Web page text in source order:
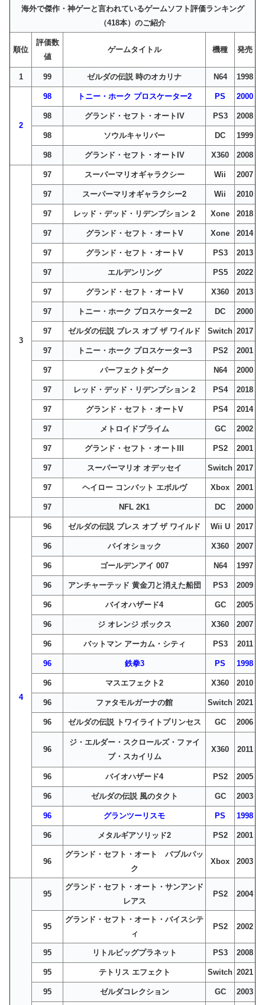
海外で傑作・神ゲーと言われているゲームソフト評価ランキング
（418本）のご紹介
順位
評価数
値
ゲームタイトル 機種 発売
1 99 ゼルダの伝説 時のオカリナ N64 1998
2
98 トニー・ホーク プロスケーター2 PS 2000
98 グランド・セフト・オートIV PS3 2008
98 ソウルキャリバー DC 1999
98 グランド・セフト・オートIV X360 2008
3
97 スーパーマリオギャラクシー Wii 2007
97 スーパーマリオギャラクシー2 Wii 2010
97 レッド・デッド・リデンプション 2 Xone 2018
97 グランド・セフト・オートV Xone 2014
97 グランド・セフト・オートV PS3 2013
97 エルデンリング PS5 2022
97 グランド・セフト・オートV X360 2013
97 トニー・ホーク プロスケーター2 DC 2000
97 ゼルダの伝説 ブレス オブ ザ ワイルド Switch 2017
97 トニー・ホーク プロスケーター3 PS2 2001
97 パーフェクトダーク N64 2000
97 レッド・デッド・リデンプション 2 PS4 2018
97 グランド・セフト・オートV PS4 2014
97 メトロイドプライム GC 2002
97 グランド・セフト・オートIII PS2 2001
97 スーパーマリオ オデッセイ Switch 2017
97 ヘイロー コンバット エボルヴ Xbox 2001
97 NFL 2K1 DC 2000
4
96 ゼルダの伝説 ブレス オブ ザ ワイルド Wii U 2017
96 バイオショック X360 2007
96 ゴールデンアイ 007 N64 1997
96 アンチャーテッド 黄金刀と消えた船団 PS3 2009
96 バイオハザード4 GC 2005
96 ジ オレンジ ボックス X360 2007
96 バットマン アーカム・シティ PS3 2011
96 鉄拳3 PS 1998
96 マスエフェクト2 X360 2010
96 ファタモルガーナの館 Switch 2021
96 ゼルダの伝説 トワイライトプリンセス GC 2006
96
ジ・エルダー・スクロールズ・ファイ
ブ・スカイリム
X360 2011
96 バイオハザード4 PS2 2005
96 ゼルダの伝説 風のタクト GC 2003
96 グランツーリスモ PS 1998
96 メタルギアソリッド2 PS2 2001
96
グランド・セフト・オート バブルパッ
ク
Xbox 2003
95
グランド・セフト・オート・サンアンド
レアス
PS2 2004
95
グランド・セフト・オート・バイスシテ
ィ
PS2 2002
95 リトルビッグプラネット PS3 2008
95 テトリス エフェクト Switch 2021
95 ゼルダコレクション GC 2003